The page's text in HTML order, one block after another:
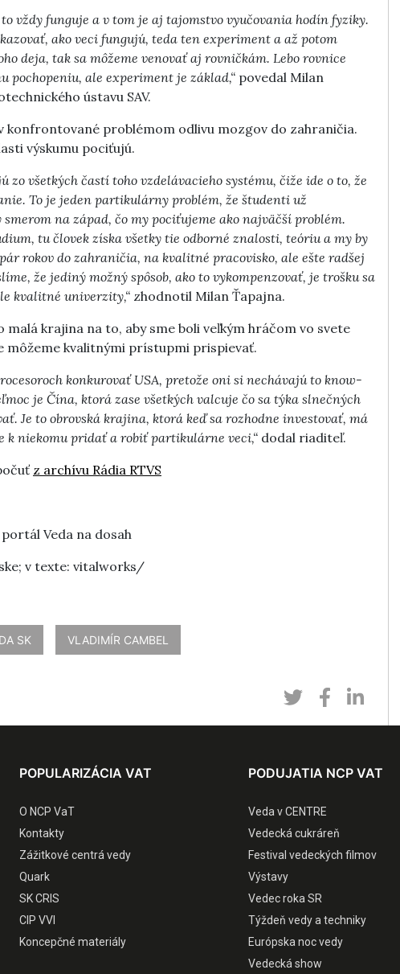
vždy funguje a v tom je aj tajomstvo vyučovania hodín fyziky.
ako veci fungujú, teda ten experiment a až potom
deja, tak sa môžeme venovať aj rovničkám. Lebo rovnice
pochopeniu, ale experiment je základ,“ povedal Milan
ústavu SAV.
konfrontované problémom odlivu mozgov do zahraničia.
výskumu pociťujú.
všetkých častí toho vzdelávacieho systému, čiže ide o to, že
To je jeden partikulárny problém, že študenti už
na západ, čo my pociťujeme ako najväčší problém.
tu človek získa všetky tie odborné znalosti, teóriu a my by
rokov do zahraničia, na kvalitné pracovisko, ale ešte radšej
že jediný možný spôsob, ako to vykompenzovať, je trošku sa
kvalitné univerzity,“ zhodnotil Milan Ťapajna.
malá krajina na to, aby sme boli veľkým hráčom vo svete
kvalitnými prístupmi prispievať.
konkurovať USA, pretože oni si nechávajú to know-
je Čína, ktorá zase všetkých valcuje čo sa týka slnečných
Je to obrovská krajina, ktorá keď sa rozhodne investovať, má
k niekomu pridať a robiť partikulárne veci,“ dodal riaditeľ.
z archívu Rádia RTVS
Veda na dosah
v texte: vitalworks/
SK VLADIMÍR CAMBEL
POPULARIZÁCIA VAT
O NCP VaT
Kontakty
Zážitkové centrá vedy
Quark
SK CRIS
CIP VVI
Koncepčné materiály
PODUJATIA NCP VAT
Veda v CENTRE
Vedecká cukráreň
Festival vedeckých filmov
Výstavy
Vedec roka SR
Týždeň vedy a techniky
Európska noc vedy
Vedecká show